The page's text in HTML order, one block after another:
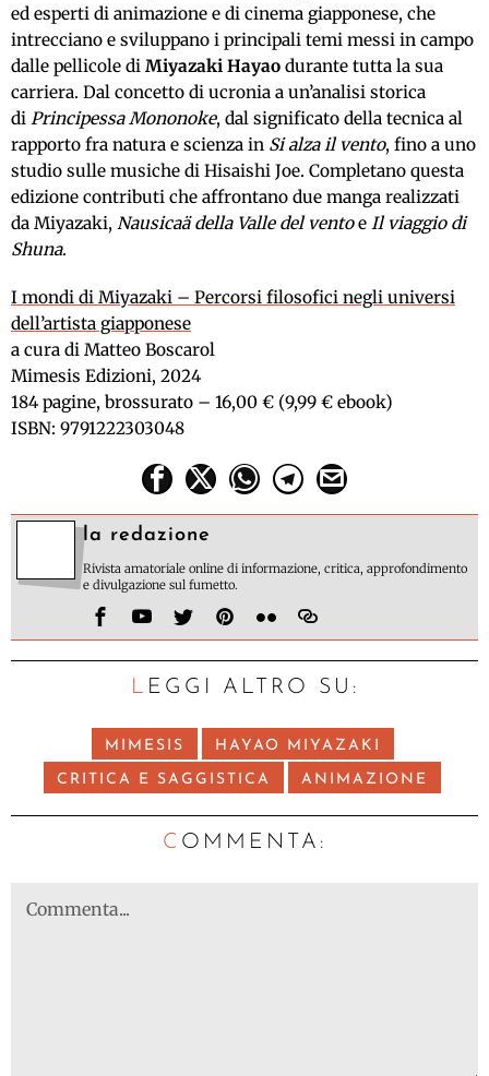
ed esperti di animazione e di cinema giapponese, che
intrecciano e sviluppano i principali temi messi in campo
dalle pellicole di Miyazaki Hayao durante tutta la sua
carriera. Dal concetto di ucronia a un’analisi storica
di Principessa Mononoke, dal significato della tecnica al
rapporto fra natura e scienza in Si alza il vento, fino a uno
studio sulle musiche di Hisaishi Joe. Completano questa
edizione contributi che affrontano due manga realizzati
da Miyazaki, Nausicaä della Valle del ventoe Il viaggio di
Shuna.
I mondi di Miyazaki – Percorsi filosofici negli universi
dell’artista giapponese
a cura di Matteo Boscarol
Mimesis Edizioni, 2024
184 pagine, brossurato – 16,00 € (9,99 € ebook)
ISBN: 9791222303048
la redazione
Rivista amatoriale online di informazione, critica, approfondimento
e divulgazione sul fumetto.
LEGGI ALTRO SU:
MIMESIS HAYAO MIYAZAKI
CRITICA E SAGGISTICA ANIMAZIONE
C OMMENTA: